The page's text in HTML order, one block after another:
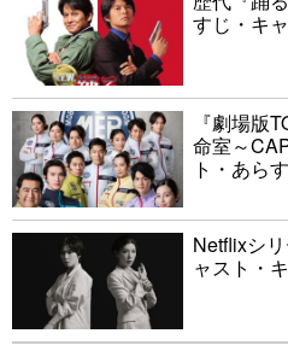
すじ・キ
『劇場版
命室～
ト・あら
Netflixシ
ャスト・